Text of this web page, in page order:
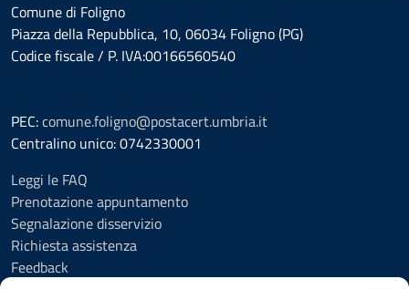
Comune di Foligno
Piazza della Repubblica, 10, 06034 Foligno (PG)
Codice fiscale / P. IVA:00166560540
PEC:comune.foligno@postacert.umbria.it
Centralino unico: 0742330001
Leggi le FAQ
Prenotazione appuntamento
Segnalazione disservizio
Richiesta assistenza
Feedback